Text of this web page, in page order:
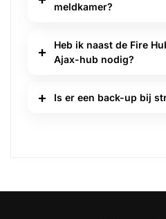
meldkamer?
Heb ik naast de Fire
Ajax-hub nodig?
Is er een back-up bij